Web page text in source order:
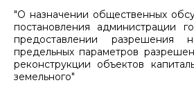
"О назначении общественных
постановления администрации
предоставлении разрешения
предельных параметров
реконструкции объектов
земельного"